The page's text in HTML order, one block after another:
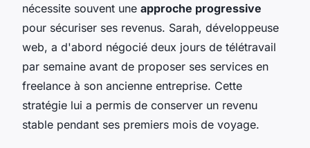
nécessite souvent une approche progressive
pour sécuriser ses revenus. Sarah, développeuse
web, a d'abord négocié deux jours de télétravail
par semaine avant de proposer ses services en
freelance à son ancienne entreprise. Cette
stratégie lui a permis de conserver un revenu
stable pendant ses premiers mois de voyage.